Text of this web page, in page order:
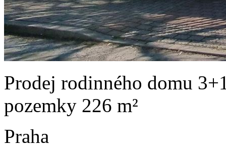
Prodej rodinného domu
pozemky 226 m²
Praha